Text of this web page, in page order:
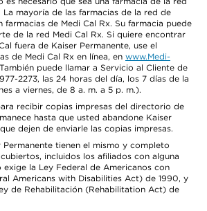
La mayoría de las farmacias de la red de
farmacias de Medi Cal Rx. Su farmacia puede
de la red Medi Cal Rx. Si quiere encontrar
fuera de Kaiser Permanente, use el
de Medi Cal Rx en línea, en www.Medi-
puede llamar a Servicio al Cliente de
2273, las 24 horas del día, los 7 días de la
a viernes, de 8 a. m. a 5 p. m.).
recibir copias impresas del directorio de
hasta que usted abandone Kaiser
dejen de enviarle las copias impresas.
Permanente tienen el mismo y completo
incluidos los afiliados con alguna
la Ley Federal de Americanos con
Americans with Disabilities Act) de 1990, y
de Rehabilitación (Rehabilitation Act) de